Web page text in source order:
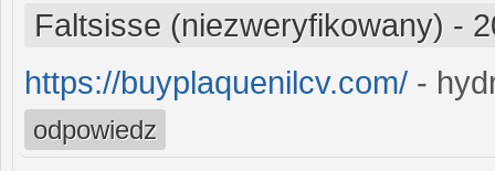
Faltsisse (niezweryfikowany) -
https://buyplaquenilcv.com/ -
odpowiedz